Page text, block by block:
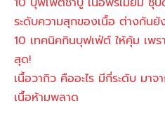
ระดับความสุกของเนื้อ ต่างกัน
10 เทคนิคกินบุฟเฟ่ต์ ให้คุ้ม เพร
สุด!
เนื้อวากิว คืออะไร มีกี่ระดับ มา
เนื้อห้ามพลาด